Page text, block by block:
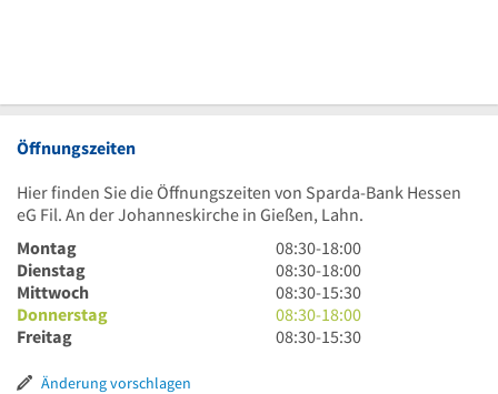
Öffnungszeiten
Hier finden Sie die Öffnungszeiten von Sparda-Bank Hessen
eG Fil. An der Johanneskirche in Gießen, Lahn.
Montag
8
Uhr
30
bis
18
08:30-18:00
Dienstag
8
Uhr
30
bis
08:30-18:00
Mittwoch
8
Uhr
30
08:30-15:30
Donnerstag
8
Uhr
08:30-18:00
Freitag
8
08:30-15:30
Änderung vorschlagen